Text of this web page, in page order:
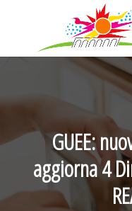
GUEE:
aggiorna 4